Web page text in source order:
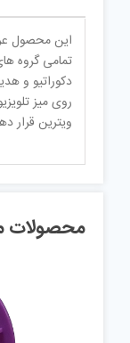
این محصول
تمامی گروه
دکوراتیو و
روی میز
ویترین قرار
محصولات